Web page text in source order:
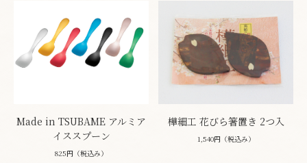
Made in TSUBAME アルミア
イススプーン
825円（税込み）
樺細工 花びら箸置き 2つ入
1,540円（税込み）